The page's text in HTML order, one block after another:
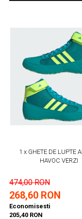
1 x GHETE DE LUPTE
HAVOC VERZI
474,00 RON
268,60 RON
Economisesti
205,40 RON